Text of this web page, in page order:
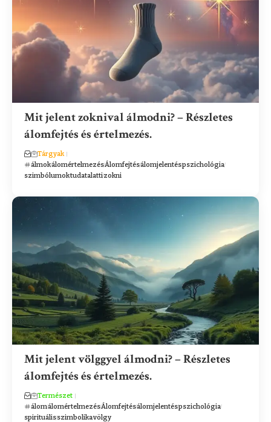
Mit jelent zoknival álmodni? – Részletes
álomfejtés és értelmezés.
Tárgyak
álmokálomértelmezésÁlomfejtésálomjelentéspszichológia
szimbólumoktudatalattizokni
Mit jelent völggyel álmodni? – Részletes
álomfejtés és értelmezés.
Természet
álomálomértelmezésÁlomfejtésálomjelentéspszichológia
spirituálisszimbolikavölgy